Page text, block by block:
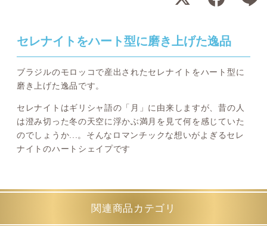
セレナイトをハート型に磨き上げた逸品
ブラジルのモロッコで産出されたセレナイトをハート型に
磨き上げた逸品です。
セレナイトはギリシャ語の「月」に由来しますが、昔の人
は澄み切った冬の天空に浮かぶ満月を見て何を感じていた
のでしょうか...。そんなロマンチックな想いがよぎるセレ
ナイトのハートシェイプです
関連商品カテゴリ